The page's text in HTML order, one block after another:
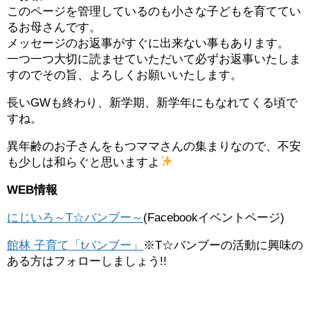
このページを管理しているのも小さな子どもを育ててい
るお母さんです。
メッセージのお返事がすぐに出来ない事もあります。
一つ一つ大切に読ませていただいて必ずお返事いたしま
すのでその旨、よろしくお願いいたします。
長いGWも終わり、新学期、新学年にもなれてくる頃で
すね。
異年齢のお子さんをもつママさんの集まりなので、不安
も少しは和らぐと思いますよ
WEB情報
にじいろ～T☆バンブー～ (Facebookイベントページ)
館林 子育て「tバンブー」
※T☆バンブーの活動に興味の
ある方はフォローしましょう!!